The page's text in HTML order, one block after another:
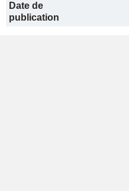
Date de
publication